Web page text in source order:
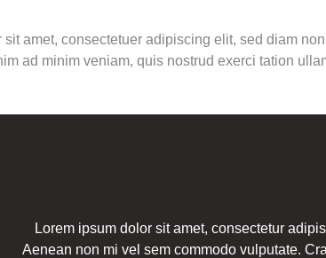
sit amet, consectetuer adipiscing elit, sed diam
ad minim veniam, quis nostrud exerci tation
Lorem ipsum dolor sit amet, consectetur
Aenean non mi vel sem commodo vulputate.